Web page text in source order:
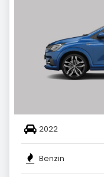
2022
Benzin